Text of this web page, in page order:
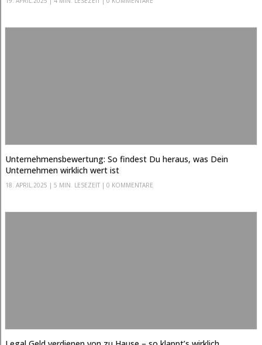
Unternehmensbewertung: So findest Du heraus, was Dein
Unternehmen wirklich wert ist
18. APRIL.2025 | 5 MIN. LESEZEIT| 0 KOMMENTARE